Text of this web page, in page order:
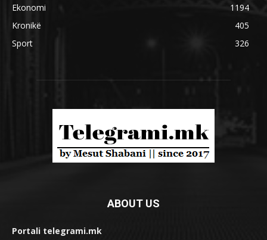
Ekonomi
1194
Kronikë
405
Sport
326
ABOUT US
Portali telegrami.mk